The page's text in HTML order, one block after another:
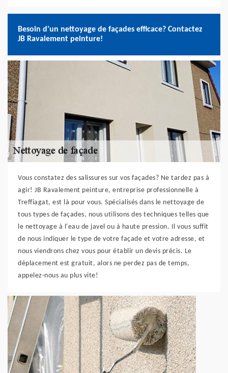
Besoin d'un nettoyage de façades efficace? Contactez
JB Ravalement peinture!
Vous constatez des salissures sur vos façades? Ne tardez pas à
agir! JB Ravalement peinture, entreprise professionnelle à
Treffiagat, est là pour vous. Spécialisés dans le nettoyage de
tous types de façades, nous utilisons des techniques telles que
le nettoyage à l'eau de javel ou à haute pression. Il vous suffit
de nous indiquer le type de votre façade et votre adresse, et
nous viendrons chez vous pour établir un devis précis. Le
déplacement est gratuit, alors ne perdez pas de temps,
appelez-nous au plus vite!